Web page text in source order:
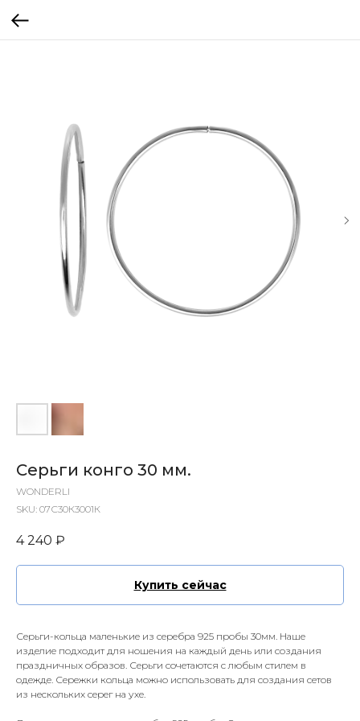
Серьги конго 30 мм.
WONDERLI
SKU: 07С30К3001К
4 240 ₽
Купить сейчас
Серьги-кольца маленькие из серебра 925 пробы 30мм. Наше
изделие подходит для ношения на каждый день или создания
праздничных образов. Серьги сочетаются с любым стилем в
одежде. Сережки кольца можно использовать для создания сетов
из нескольких серег на ухе.